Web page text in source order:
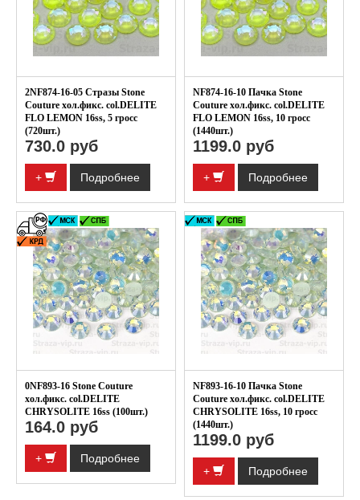
2NF874-16-05 Стразы Stone
Couture хол.фикс. col.DELITE
FLO LEMON 16ss, 5 гросс
(720шт.)
730.0 руб
+ Подробнее
NF874-16-10 Пачка Stone
Couture хол.фикс. col.DELITE
FLO LEMON 16ss, 10 гросс
(1440шт.)
1199.0 руб
+ Подробнее
0NF893-16 Stone Couture
хол.фикс. col.DELITE
CHRYSOLITE 16ss (100шт.)
164.0 руб
+ Подробнее
NF893-16-10 Пачка Stone
Couture хол.фикс. col.DELITE
CHRYSOLITE 16ss, 10 гросс
(1440шт.)
1199.0 руб
+ Подробнее